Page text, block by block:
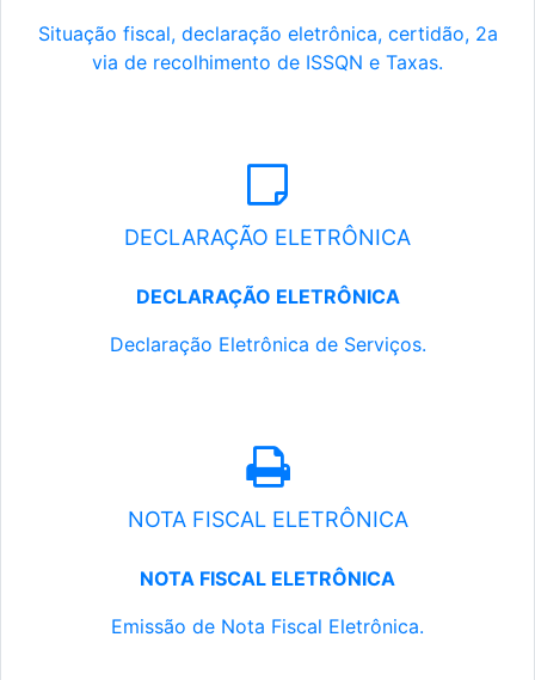
Situação fiscal, declaração eletrônica, certidão, 2a
via de recolhimento de ISSQN e Taxas.
DECLARAÇÃO ELETRÔNICA
DECLARAÇÃO ELETRÔNICA
Declaração Eletrônica de Serviços.
NOTA FISCAL ELETRÔNICA
NOTA FISCAL ELETRÔNICA
Emissão de Nota Fiscal Eletrônica.